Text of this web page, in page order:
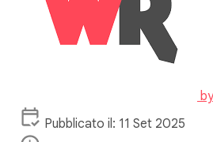
Pubblicato il: 11 Set 2025